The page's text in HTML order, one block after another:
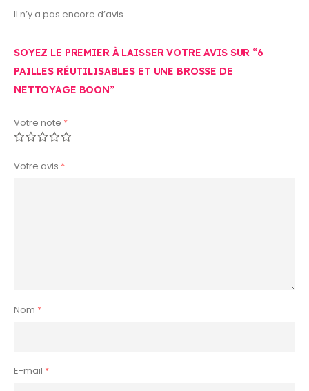
Il n’y a pas encore d’avis.
SOYEZ LE PREMIER À LAISSER VOTRE AVIS SUR “6
PAILLES RÉUTILISABLES ET UNE BROSSE DE
NETTOYAGE BOON”
Votre note *
Votre avis *
Nom *
E-mail *